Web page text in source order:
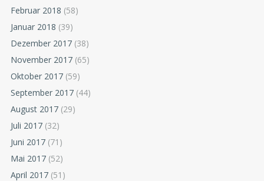
Februar 2018 (58)
Januar 2018 (39)
Dezember 2017 (38)
November 2017 (65)
Oktober 2017 (59)
September 2017 (44)
August 2017 (29)
Juli 2017 (32)
Juni 2017 (71)
Mai 2017 (52)
April 2017 (51)